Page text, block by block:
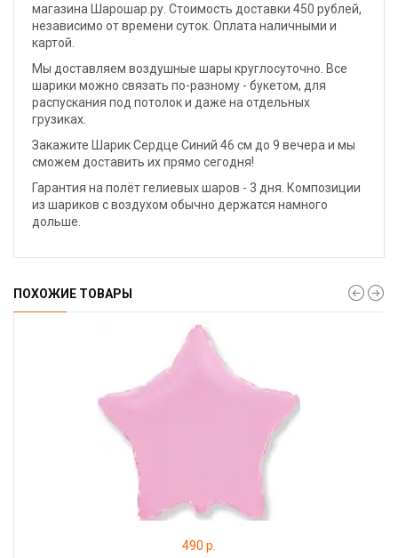
магазина Шарошар.ру. Стоимость доставки 450 рублей,
независимо от времени суток. Оплата наличными и
картой.
Мы доставляем воздушные шары круглосуточно. Все
шарики можно связать по-разному - букетом, для
распускания под потолок и даже на отдельных
грузиках.
Закажите Шарик Сердце Синий 46 см до 9 вечера и мы
сможем доставить их прямо сегодня!
Гарантия на полёт гелиевых шаров - 3 дня. Композиции
из шариков с воздухом обычно держатся намного
дольше.
ПОХОЖИЕ ТОВАРЫ
490 р.